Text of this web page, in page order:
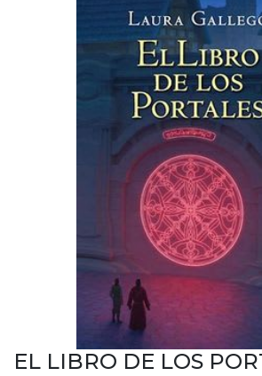
EL LIBRO DE LOS